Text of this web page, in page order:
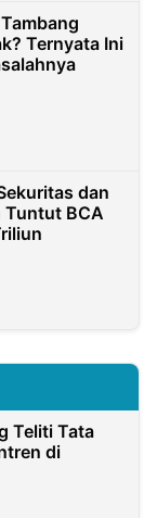
Ternyata Ini
dan
Tuntut BCA
Teliti Tata
di